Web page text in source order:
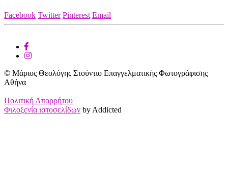
Facebook Twitter Pinterest Email
© Μάριος Θεολόγης Στούντιο Επαγγελματικής Φωτογράφισης
Αθήνα
Πολιτική Απορρήτου
Φιλοξενία ιστοσελίδων by Addicted